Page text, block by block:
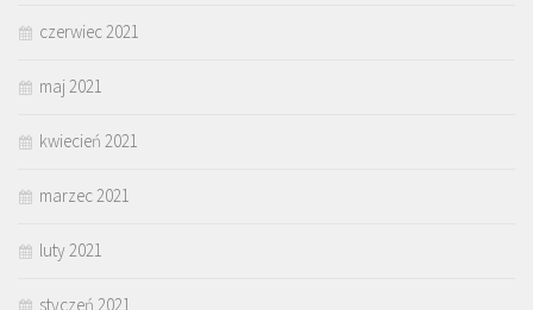
czerwiec 2021
maj 2021
kwiecień 2021
marzec 2021
luty 2021
styczeń 2021